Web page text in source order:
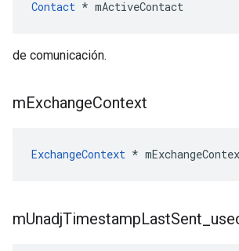
Contact * mActiveContact
de comunicación.
mExchangeContext
ExchangeContext *
mUnadjTimestampLastSent